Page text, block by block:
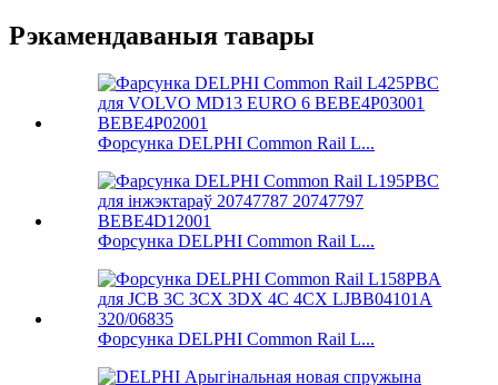
Рэкамендаваныя тавары
Форсунка DELPHI Common Rail L...
Форсунка DELPHI Common Rail L...
Форсунка DELPHI Common Rail L...